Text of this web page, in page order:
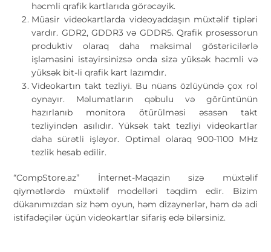
həcmli qrafik kartlarıda görəcəyik.
Müasir videokartlarda videoyaddaşın müxtəlif tipləri
vardır. GDR2, GDDR3 və GDDR5. Qrafik prosessorun
produktiv olaraq daha maksimal göstəricilərlə
işləməsini istəyirsinizsə onda sizə yüksək həcmli və
yüksək bit-li qrafik kart lazımdır.
Videokartın takt tezliyi. Bu nüans özlüyündə çox rol
oynayır. Məlumatların qəbulu və görüntünün
hazırlanıb monitora ötürülməsi əsasən takt
tezliyindən asılıdır. Yüksək takt tezliyi videokartlar
daha sürətli işləyor. Optimal olaraq 900-1100 MHz
tezlik hesab edilir.
“CompStore.az” İnternet-Maqazin sizə müxtəlif
qiymətlərdə müxtəlif modelləri təqdim edir. Bizim
dükanımızdan siz həm oyun, həm dizaynerlər, həm də adi
istifadəçilər üçün videokartlar sifariş edə bilərsiniz.